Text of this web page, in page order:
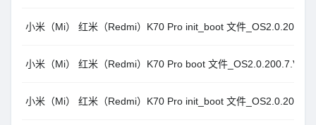
小米（Mi） 红米（Redmi）K70 Pro init_boot 文件
小米（Mi） 红米（Redmi）K70 Pro boot 文件
小米（Mi） 红米（Redmi）K70 Pro init_boot 文件